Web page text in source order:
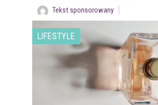
Tekst sponsorowany
LIFESTYLE